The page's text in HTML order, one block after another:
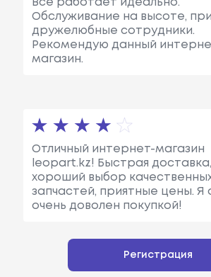
Все работает идеально.
Обслуживание на высоте,
дружелюбные сотрудники.
Рекомендую данный
магазин.
Отличный интернет-магазин
leopart.kz! Быстрая доставка,
хороший выбор
запчастей, приятные цены. Я
очень доволен покупкой!
Регистрация